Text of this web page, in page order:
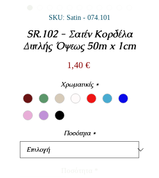
SKU: Satin - 074.101
SR.102 - Σατέν Κορδέλα
Διπλής Όψεως 50m x 1cm
1,40 €Τιμή
Χρωματικές *
Ποσότητα *